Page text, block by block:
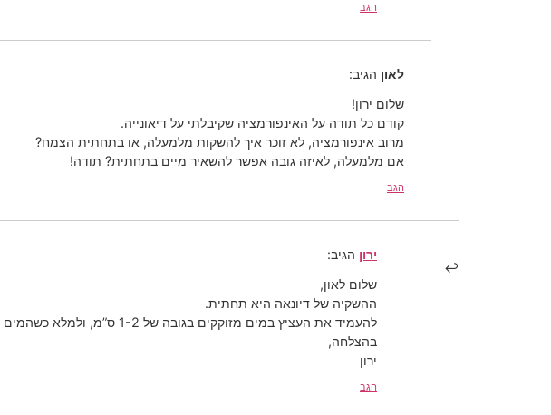
הגב
לאון הגיב:
שלום ירון!
קודם כל תודה על האינפורמציה שקיבלתי על דיאונייה.
מרוב אינפורמציה, לא זוכר איך להשקות מלמעלה, או בתחתית הצמח?
אם מלמעלה, לאיזה גובה אפשר להשאיר מיים בתחתית? תודה!
הגב
ירון הגיב:
שלום לאון,
ההשקיה של דיונאה היא תחתית.
להעמיד את העציץ במים מזוקקים בגובה של 1-2 ס”מ, ולמלא כשהמים התאדו.
בהצלחה,
ירון
הגב